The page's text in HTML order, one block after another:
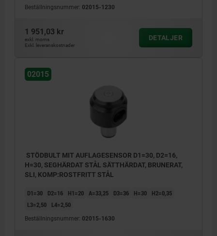
2) USB-typ-C-bussning
Beställningsnummer: 02015-1230
1 951,03 kr
exkl. moms
Exkl. leveranskostnader
DETALJER
02015
STÖDBULT MIT AUFLAGESENSOR D1=30, D2=16,
H=30, SEGHÄRDAT STÅL SÄTTHÄRDAT, BRUNERAT,
SLI, KOMP:ROSTFRITT STÅL
D1=30 D2=16 H1=20 A=33,25 D3=36 H=30
H2=0,35
L3=2,50
L4=2,50
Beställningsnummer: 02015-1630